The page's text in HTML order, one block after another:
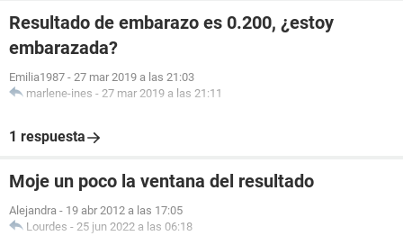
Resultado de embarazo es 0.200, ¿estoy
embarazada?
Emilia1987 - 27 mar 2019 a las 21:03
marlene-ines - 27 mar 2019 a las 21:11
1 respuesta
Moje un poco la ventana del resultado
Alejandra - 19 abr 2012 a las 17:05
Lourdes - 25 jun 2022 a las 06:18